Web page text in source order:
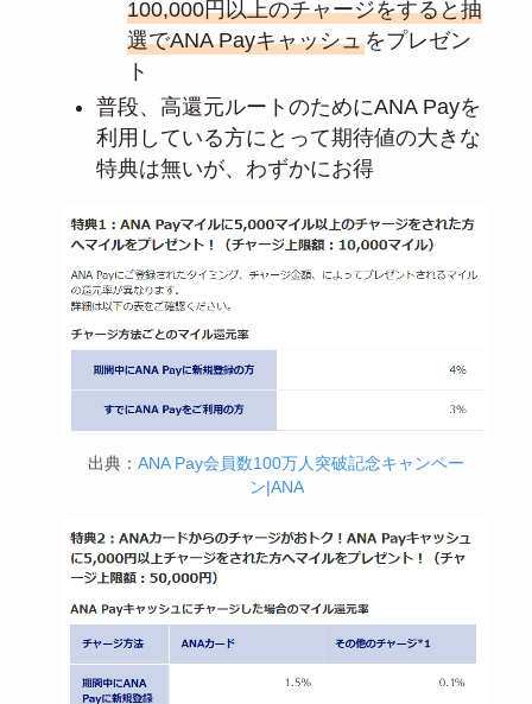
100,000円以上のチャージをすると抽
選でANA Payキャッシュをプレゼン
ト
普段、高還元ルートのためにANA Payを
利用している方にとって期待値の大きな
特典は無いが、わずかにお得
出典：ANA Pay会員数100万人突破記念キャンペー
ン|ANA